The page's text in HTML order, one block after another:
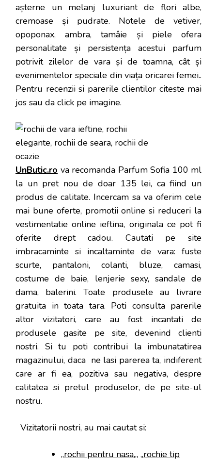
așterne un melanj luxuriant de flori albe,
cremoase și pudrate. Notele de vetiver,
opoponax, ambra, tamâie și piele ofera
personalitate și persistența acestui parfum
potrivit zilelor de vara și de toamna, cât și
evenimentelor speciale din viața oricarei femei..
Pentru recenzii si parerile clientilor citeste mai
jos sau da click pe imagine.
UnButic.ro va recomanda Parfum Sofia 100 ml
la un pret nou de doar 135 lei, ca fiind un
produs de calitate. Incercam sa va oferim cele
mai bune oferte, promotii online si reduceri la
vestimentatie online ieftina, originala ce pot fi
oferite drept cadou. Cautati pe site
imbracaminte si incaltaminte de vara: fuste
scurte, pantaloni, colanti, bluze, camasi,
costume de baie, lenjerie sexy, sandale de
dama, balerini. Toate produsele au livrare
gratuita in toata tara. Poti consulta parerile
altor vizitatori, care au fost incantati de
produsele gasite pe site, devenind clienti
nostri. Si tu poti contribui la imbunatatirea
magazinului, daca ne lasi parerea ta, indiferent
care ar fi ea, pozitiva sau negativa, despre
calitatea si pretul produselor, de pe site-ul
nostru.
Vizitatorii nostri, au mai cautat si:
„rochii pentru nasa„, „rochie tip